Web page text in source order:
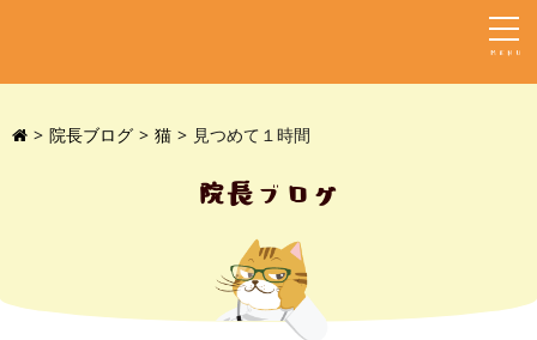
MENU
院長ブログ 猫 見つめて１時間
院長ブログ